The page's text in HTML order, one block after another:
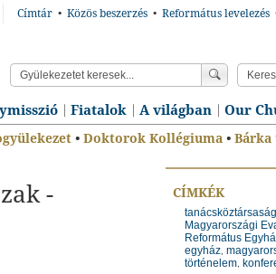
Címtár • Közös beszerzés • Református levelezés
Fiatalok A világban Our
• Doktorok Kollégiuma • Bárka
-
CÍMKÉK
tanácsköztársaság
Magyarországi
Református
egyház,
történelem,